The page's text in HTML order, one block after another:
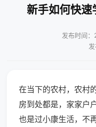
新手如何快
发布时间
在当下的农村，农村
房到处都是，家家户
也是过小康生活，不